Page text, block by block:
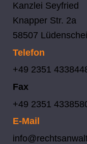
Kanzlei Seyfried
Knapper Str. 2a
58507
Telefon
+49 2351
Fax
+49 2351
E-Mail